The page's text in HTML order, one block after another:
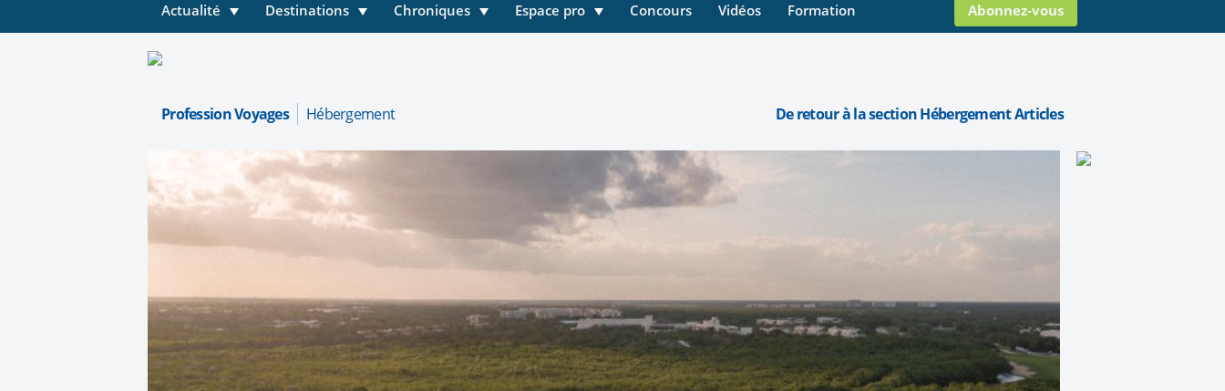
Actualité Destinations Chroniques Espace pro Concours Vidéos Formation Abonnez-vous
Profession Voyages Hébergement De retour à la section Hébergement Articles